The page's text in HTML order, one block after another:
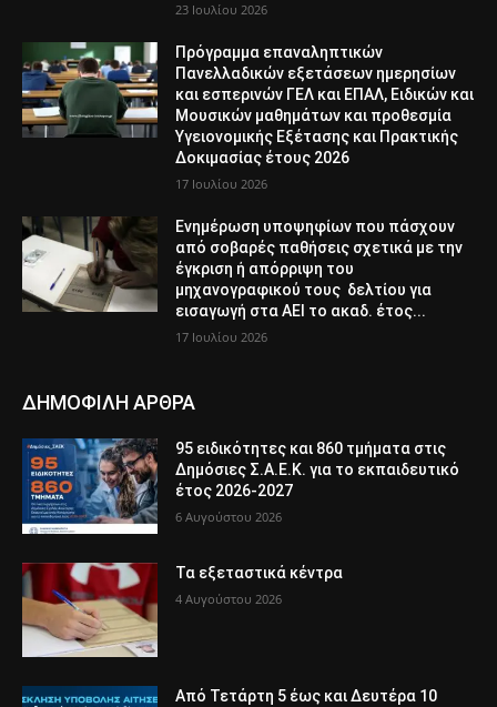
23 Ιουλίου 2026
Πρόγραμμα επαναληπτικών
Πανελλαδικών εξετάσεων ημερησίων
και εσπερινών ΓΕΛ και ΕΠΑΛ, Ειδικών και
Μουσικών μαθημάτων και προθεσμία
Υγειονομικής Εξέτασης και Πρακτικής
Δοκιμασίας έτους 2026
17 Ιουλίου 2026
Ενημέρωση υποψηφίων που πάσχουν
από σοβαρές παθήσεις σχετικά με την
έγκριση ή απόρριψη του
μηχανογραφικού τους δελτίου για
εισαγωγή στα ΑΕΙ το ακαδ. έτος...
17 Ιουλίου 2026
ΔΗΜΟΦΙΛΗ ΑΡΘΡΑ
95 ειδικότητες και 860 τμήματα στις
Δημόσιες Σ.Α.Ε.Κ. για το εκπαιδευτικό
έτος 2026-2027
6 Αυγούστου 2026
Τα εξεταστικά κέντρα
4 Αυγούστου 2026
Από Τετάρτη 5 έως και Δευτέρα 10